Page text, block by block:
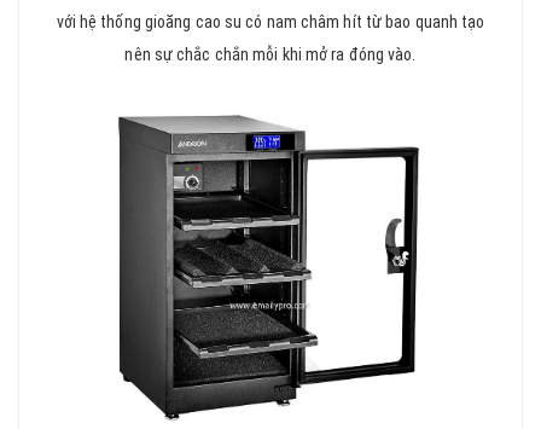
với hệ thống gioăng cao su có nam châm hít từ bao quanh tạo
nên sự chắc chắn mỗi khi mở ra đóng vào.